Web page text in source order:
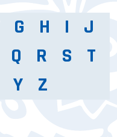
G H I
J
Q R S
T
Y Z